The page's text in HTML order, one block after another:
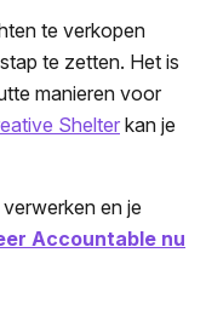
te verkopen
te zetten. Het is
manieren voor
Shelterkan je
en je
Accountable nu